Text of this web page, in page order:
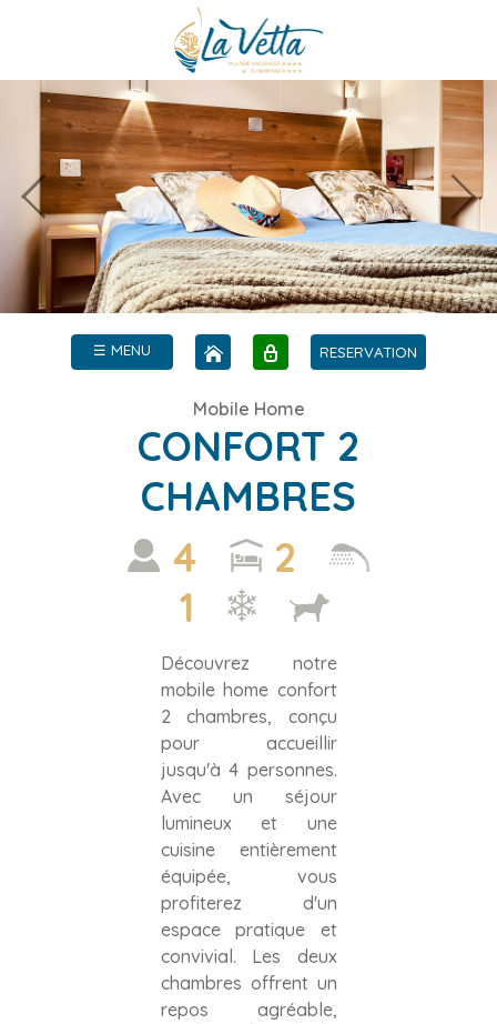
☰ MENU RESERVATION
Mobile Home
CONFORT 2
CHAMBRES
4
2
1
Découvrez notre
mobile home confort
2 chambres, conçu
pour accueillir
jusqu'à 4 personnes.
Avec un séjour
lumineux et une
cuisine entièrement
équipée, vous
profiterez d'un
espace pratique et
convivial. Les deux
chambres offrent un
repos agréable,